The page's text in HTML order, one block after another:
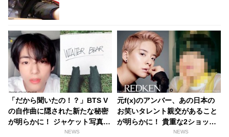
「だから聞いたの！？」BTS V
の自作曲に隠された新たな秘密
が明らかに！ ジャケット写真に
使われた”クマ”は実は”あのメン
NEWS
元f(x)のアンバー、あの日本の
お笑いタレント親交があること
が明らかに！ 貴重な2ショット
写真とアンバーへの感謝の気持
NEWS